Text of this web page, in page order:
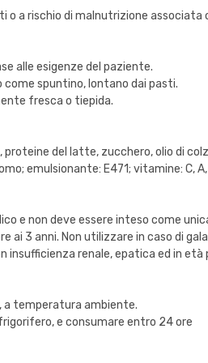
a rischio di malnutrizione associata
alle esigenze del paziente.
spuntino, lontano dai pasti.
fresca o tiepida.
proteine del latte, zucchero, olio di
emulsionante: E471; vitamine: C, A,
e non deve essere inteso come
ai 3 anni. Non utilizzare in caso di
renale, epatica ed in età
a temperatura ambiente.
e consumare entro 24 ore